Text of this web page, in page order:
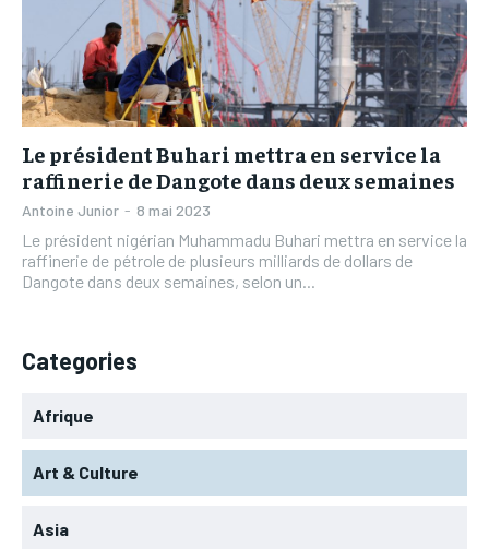
L’INTEGRAL
TOGOREGARD
LOMEBOUGEINFO
NOUVELLE D’AFRIQUE
LEDEFENSEURINFO
ACTU LOMÉ
L’INTEGRAL
TOGOREGARD
LOMEBOUGEINFO
NOUVELLE D’AFRIQUE
LEDEFENSEURINFO
ACTU LOMÉ
TOGOREGARD
LOMEBOUGEINFO
NOUVELLE D’AFRIQUE
LEDEFENSEURINFO
228FOOT
ACTU LOMÉ
TOGOREGARD
LOMEBOUGEINFO
NOUVELLE D’AFRIQUE
LEDEFENSEURINFO
228FOOT
ACTU LOMÉ
Le président Buhari mettra en service la
raffinerie de Dangote dans deux semaines
Antoine Junior - 8 mai 2023
Le président nigérian Muhammadu Buhari mettra en service la
raffinerie de pétrole de plusieurs milliards de dollars de
Dangote dans deux semaines, selon un...
Categories
Afrique
Art & Culture
Asia